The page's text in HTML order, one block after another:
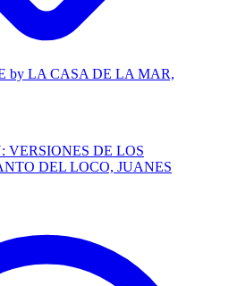
by LA CASA DE LA MAR,
DE LOS
DEL LOCO, JUANES